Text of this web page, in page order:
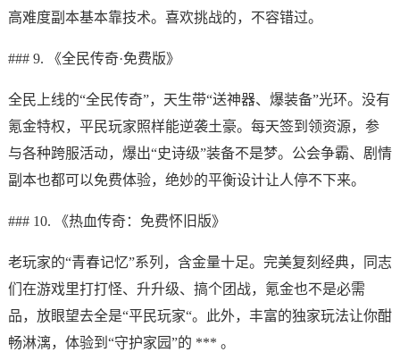
高难度副本基本靠技术。喜欢挑战的，不容错过。
### 9. 《全民传奇·免费版》
全民上线的“全民传奇”，天生带“送神器、爆装备”光环。没有
氪金特权，平民玩家照样能逆袭土豪。每天签到领资源，参
与各种跨服活动，爆出“史诗级”装备不是梦。公会争霸、剧情
副本也都可以免费体验，绝妙的平衡设计让人停不下来。
### 10. 《热血传奇：免费怀旧版》
老玩家的“青春记忆”系列，含金量十足。完美复刻经典，同志
们在游戏里打打怪、升升级、搞个团战，氪金也不是必需
品，放眼望去全是“平民玩家“。此外，丰富的独家玩法让你酣
畅淋漓，体验到“守护家园”的 *** 。